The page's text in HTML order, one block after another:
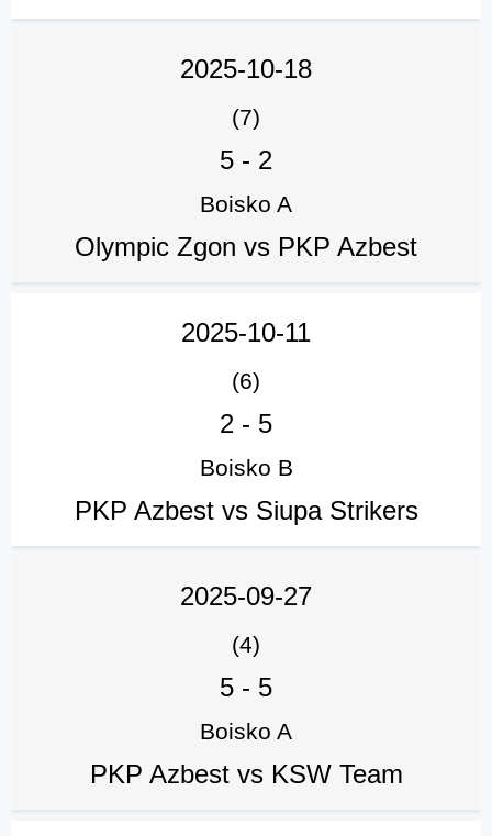
2025-10-18
(7)
5 - 2
Boisko A
Olympic Zgon vs PKP Azbest
2025-10-11
(6)
2 - 5
Boisko B
PKP Azbest vs Siupa Strikers
2025-09-27
(4)
5 - 5
Boisko A
PKP Azbest vs KSW Team